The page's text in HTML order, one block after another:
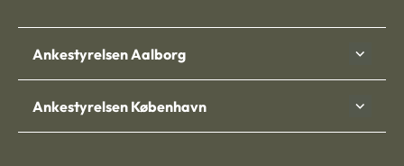
Ankestyrelsen Aalborg
Ankestyrelsen København